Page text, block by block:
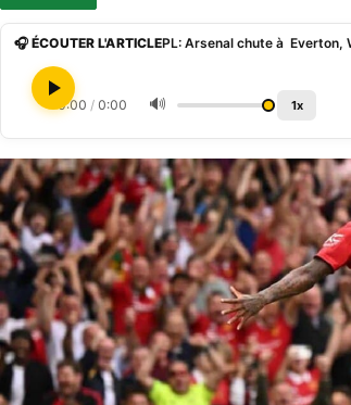
🎧 ÉCOUTER L'ARTICLE
0:00 / 0:00 🔊 1x